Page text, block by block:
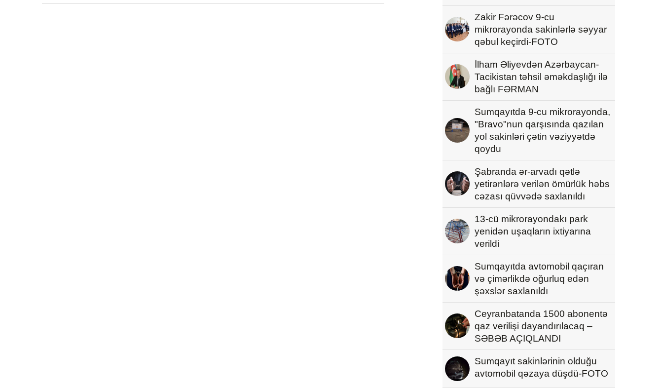
Zakir Fərəcov 9-cu
mikrorayonda sakinlərlə səyyar
qəbul keçirdi-FOTO
İlham Əliyevdən Azərbaycan-
Tacikistan təhsil əməkdaşlığı ilə
bağlı FƏRMAN
Sumqayıtda 9-cu mikrorayonda,
"Bravo"nun qarşısında qazılan
yol sakinləri çətin vəziyyətdə
qoydu
Şabranda ər-arvadı qətlə
yetirənlərə verilən ömürlük həbs
cəzası qüvvədə saxlanıldı
13-cü mikrorayondakı park
yenidən uşaqların ixtiyarına
verildi
Sumqayıtda avtomobil qaçıran
və çimərlikdə oğurluq edən
şəxslər saxlanıldı
Ceyranbatanda 1500 abonentə
qaz verilişi dayandırılacaq –
SƏBƏB AÇIQLANDI
Sumqayıt sakinlərinin olduğu
avtomobil qəzaya düşdü-FOTO